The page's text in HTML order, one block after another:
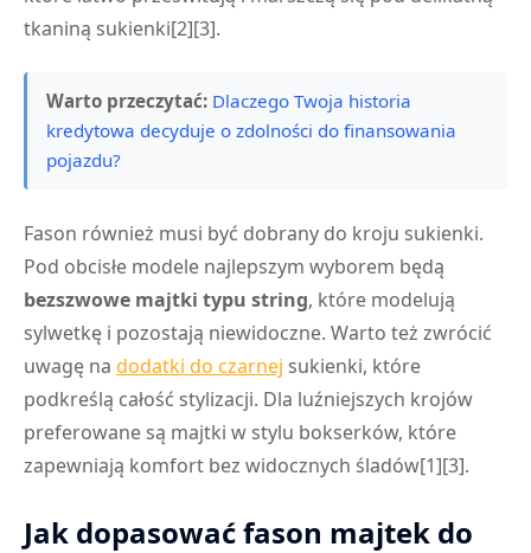
tkaniną sukienki[2][3].
Warto przeczytać: Dlaczego Twoja historia
kredytowa decyduje o zdolności do finansowania
pojazdu?
Fason również musi być dobrany do kroju sukienki.
Pod obcisłe modele najlepszym wyborem będą
bezszwowe majtki typu string, które modelują
sylwetkę i pozostają niewidoczne. Warto też zwrócić
uwagę na dodatki do czarnej sukienki, które
podkreślą całość stylizacji. Dla luźniejszych krojów
preferowane są majtki w stylu bokserków, które
zapewniają komfort bez widocznych śladów[1][3].
Jak dopasować fason majtek do